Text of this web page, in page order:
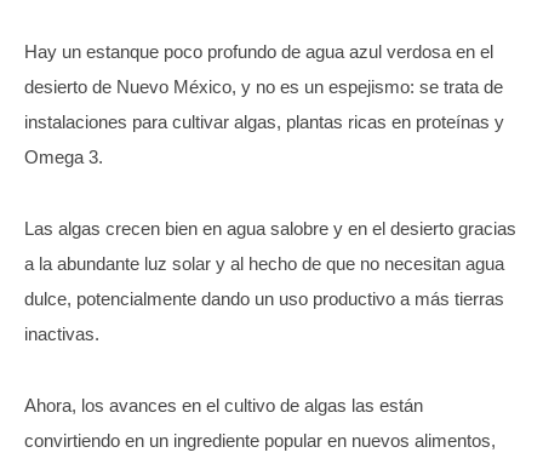
Hay un estanque poco profundo de agua azul verdosa en el
desierto de Nuevo México, y no es un espejismo: se trata de
instalaciones para cultivar algas, plantas ricas en proteínas y
Omega 3.
Las algas crecen bien en agua salobre y en el desierto gracias
a la abundante luz solar y al hecho de que no necesitan agua
dulce, potencialmente dando un uso productivo a más tierras
inactivas.
Ahora, los avances en el cultivo de algas las están
convirtiendo en un ingrediente popular en nuevos alimentos,